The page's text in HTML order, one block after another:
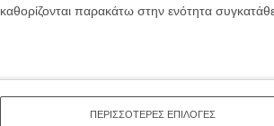
καθορίζονται παρακάτω στην ενότητα
ΠΕΡΙΣΣΟΤΕΡΕΣ ΕΠΙΛΟΓΕΣ